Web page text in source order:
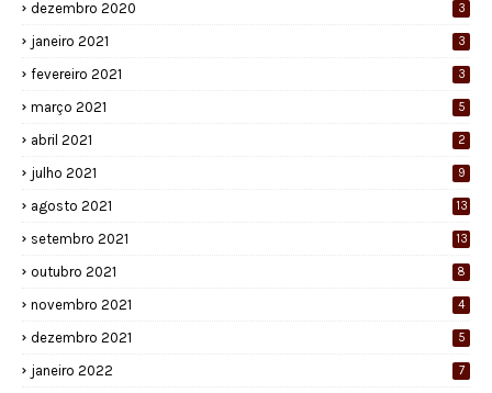
dezembro 2020 3
janeiro 2021 3
fevereiro 2021 3
março 2021 5
abril 2021 2
julho 2021 9
agosto 2021 13
setembro 2021 13
outubro 2021 8
novembro 2021 4
dezembro 2021 5
janeiro 2022 7